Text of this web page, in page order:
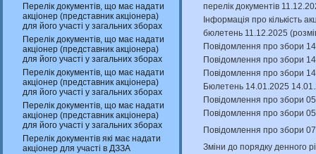
Перелік документів, що має надати
акціонер (представник акціонера)
для його участі у загальних зборах
Перелік документів, що має надати
акціонер (представник акціонера)
для його участі у загальних зборах
Перелік документів, що має надати
акціонер (представник акціонера)
для його участі у загальних зборах
Перелік документів, що має надати
акціонер (представник акціонера)
для його участі у загальних зборах
Перелік документів які має надати
акціонер для участі в ДЗЗА
перелік документів
Інформація про кількість
бюлетень 11.12.2025
Повідомлення про збори
Повідомлення про збори
Повідомлення про збори
Бюлетень 14.01.2025
Повідомлення про збори
Повідомлення про збори
Повідомлення про збори
Зміни до порядку денного